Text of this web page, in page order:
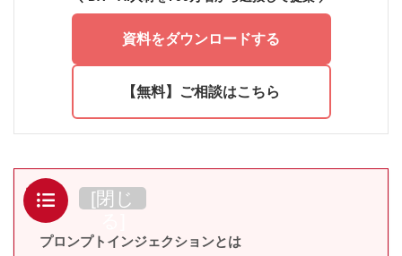
資料をダウンロードする
【無料】ご相談はこちら
目次 [閉じ
プロンプトインジェクションとは